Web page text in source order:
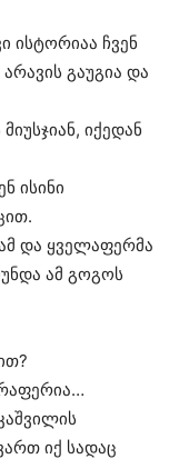
ისტორიაა ჩვენ
გაუგია და
იქედან
ისინი
და ყველაფერმა
ამ გოგოს
იქ სადაც